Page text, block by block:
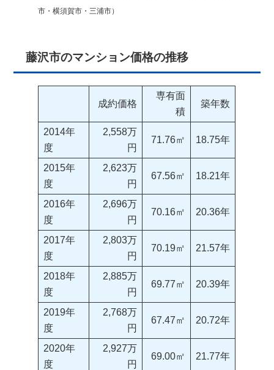
市・横須賀市・三浦市）
藤沢市のマンション価格の推移
成約価格
専有面
積
築年数
2014年
度
2,558万
円
71.76㎡ 18.75年
2015年
度
2,623万
円
67.56㎡ 18.21年
2016年
度
2,696万
円
70.16㎡ 20.36年
2017年
度
2,803万
円
70.19㎡ 21.57年
2018年
度
2,885万
円
69.77㎡ 20.39年
2019年
度
2,768万
円
67.47㎡ 20.72年
2020年
度
2,927万
円
69.00㎡ 21.77年